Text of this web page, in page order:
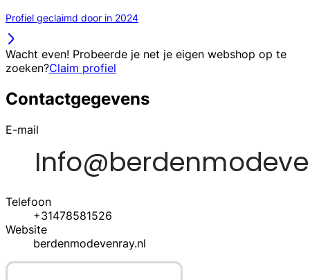
Profiel geclaimd door in 2024
Wacht even! Probeerde je net je eigen webshop op te
zoeken?Claim profiel
Contactgegevens
E-mail
Telefoon
+31478581526
Website
berdenmodevenray.nl